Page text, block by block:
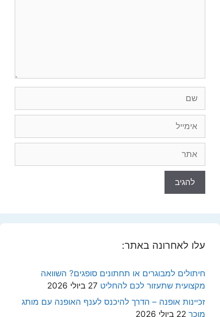
עלו לאחרונה באתר:
חיתולים למבוגרים או תחתונים סופגים? השוואה
מקצועית שתעזור לכם להחליט 27 ביולי 2026
זכיינות אופנה – הדרך להיכנס לענף האופנה עם מותג
מוכר 22 ביולי 2026